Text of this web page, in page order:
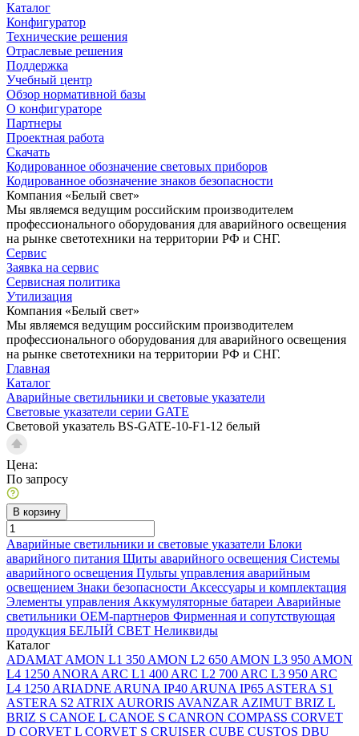
Каталог
Конфигуратор
Технические решения
Отраслевые решения
Поддержка
Учебный центр
Обзор нормативной базы
О конфигураторе
Партнеры
Проектная работа
Скачать
Кодированное обозначение световых приборов
Кодированное обозначение знаков безопасности
Компания «Белый свет»
Мы являемся ведущим российским производителем
профессионального оборудования для аварийного освещения
на рынке светотехники на территории РФ и СНГ.
Сервис
Заявка на сервис
Сервисная политика
Утилизация
Компания «Белый свет»
Мы являемся ведущим российским производителем
профессионального оборудования для аварийного освещения
на рынке светотехники на территории РФ и СНГ.
Главная
Каталог
Аварийные светильники и световые указатели
Световые указатели серии GATE
Световой указатель BS-GATE-10-F1-12 белый
Цена:
По запросу
В корзину
Аварийные светильники и световые указатели Блоки
аварийного питания Щиты аварийного освещения Системы
аварийного освещения Пульты управления аварийным
освещением Знаки безопасности Аксессуары и комплектация
Элементы управления Аккумуляторные батареи Аварийные
светильники ОЕМ-партнеров Фирменная и сопутствующая
продукция БЕЛЫЙ СВЕТ Неликвиды
Каталог
ADAMAT AMON L1 350 AMON L2 650 AMON L3 950 AMON
L4 1250 ANORA ARC L1 400 ARC L2 700 ARC L3 950 ARC
L4 1250 ARIADNE ARUNA IP40 ARUNA IP65 ASTERA S1
ASTERA S2 ATRIX AURORIS AVANZAR AZIMUT BRIZ L
BRIZ S CANOE L CANOE S CANRON COMPASS CORVET
D CORVET L CORVET S CRUISER CUBE CUSTOS DBU